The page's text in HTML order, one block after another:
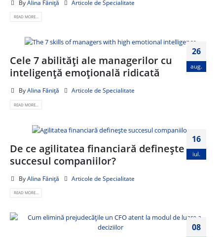
ByAlina Făniță Articole de Specialitate
READ MORE...
26
aug.
Cele 7 abilități ale managerilor cu
inteligență emoțională ridicată
ByAlina Făniță Articole de Specialitate
READ MORE...
16
iul.
De ce agilitatea financiară definește
succesul companiilor?
ByAlina Făniță Articole de Specialitate
READ MORE...
08